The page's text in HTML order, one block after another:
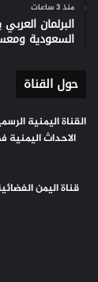
منذ 3 ساعات
البرلمان
السعودية
حول القناة
القناة اليمنية
الاحداث
قناة اليمن